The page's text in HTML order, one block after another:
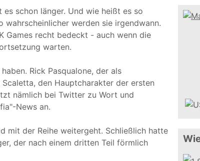
schon länger. Und wie heißt es so
wahrscheinlicher werden sie irgendwann.
Games recht bedeckt - auch wenn die
warten.
Rick Pasqualone, der als
den Hauptcharakter der ersten
nämlich bei Twitter zu Wort und
News an.
mit der Reihe weitergeht. Schließlich hatte
der nach einem dritten Teil förmlich